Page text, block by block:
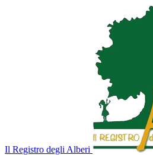
Il Registro degli Alberi